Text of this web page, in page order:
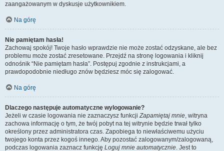
zaangażowanym w dyskusje użytkownikiem.
Na górę
Nie pamiętam hasła!
Zachowaj spokój! Twoje hasło wprawdzie nie może zostać odzyskane, ale bez
problemu może zostać zresetowane. Przejdź na stronę logowania i kliknij
odnośnik “Nie pamiętam hasła”. Postępuj zgodnie z instrukcjami, a
prawdopodobnie niedługo znów będziesz móc się zalogować.
Na górę
Dlaczego następuje automatyczne wylogowanie?
Jeżeli w czasie logowania nie zaznaczysz funkcjiZapamiętaj mnie, witryna
zachowa informację o tym, że twój pobyt na tej witrynie będzie trwał tylko
określony przez administratora czas. Zapobiega to niewłaściwemu użyciu
twojego konta przez kogoś innego. Aby pozostać zalogowanym/zalogowaną,
podczas logowania zaznacz funkcję Loguj mnie automatycznie. Jest to